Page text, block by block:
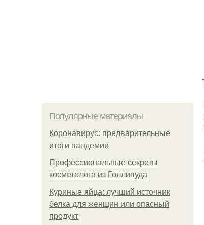
Популярные материалы
Коронавирус: предварительные
итоги пандемии
Профессиональные секреты
косметолога из Голливуда
Куриные яйца: лучший источник
белка для женщин или опасный
продукт